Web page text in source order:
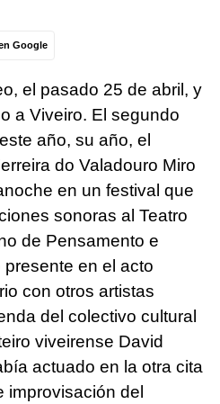
Google
el pasado 25 de abril, y
a Viveiro. El segundo
año, su año, el
do Valadouro Miro
en un festival que
sonoras al Teatro
de Pensamento e
en el acto
con otros artistas
del colectivo cultural
viveirense David
actuado en la otra cita
improvisación del